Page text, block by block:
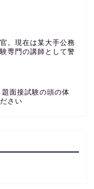
。現在は某大手公務
専門の講師として警
面接試験の頭の体
さい